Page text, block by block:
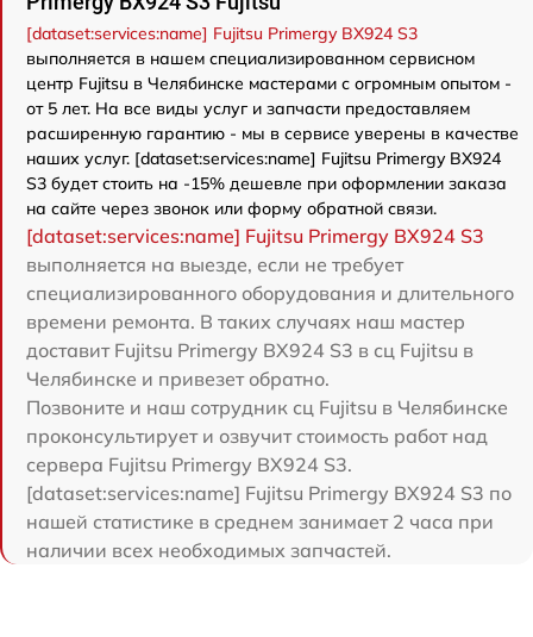
[dataset:services:name] Fujitsu Primergy BX924 S3
выполняется в нашем специализированном сервисном
центр Fujitsu в Челябинске мастерами с огромным опытом -
от 5 лет. На все виды услуг и запчасти предоставляем
расширенную гарантию - мы в сервисе уверены в качестве
наших услуг. [dataset:services:name] Fujitsu Primergy BX924
S3 будет стоить на -15% дешевле при оформлении заказа
на сайте через звонок или форму обратной связи.
[dataset:services:name] Fujitsu Primergy BX924 S3
выполняется на выезде, если не требует
специализированного оборудования и длительного
времени ремонта. В таких случаях наш мастер
доставит Fujitsu Primergy BX924 S3 в сц Fujitsu в
Челябинске и привезет обратно.
Позвоните и наш сотрудник сц Fujitsu в Челябинске
проконсультирует и озвучит стоимость работ над
сервера Fujitsu Primergy BX924 S3.
[dataset:services:name] Fujitsu Primergy BX924 S3 по
нашей статистике в среднем занимает 2 часа при
наличии всех необходимых запчастей.